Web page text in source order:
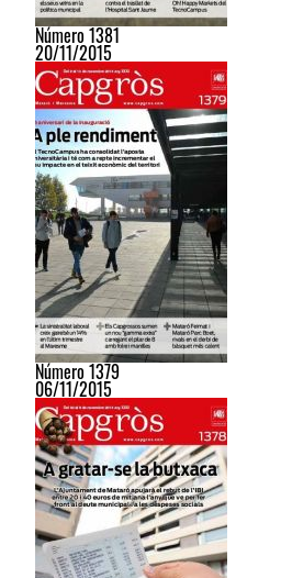
Número 1381
20/11/2015
Número 1379
06/11/2015